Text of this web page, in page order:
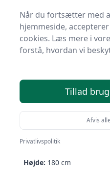
Matěj
Højde: 180 cm
Når du fortsætter med
hjemmeside,
cookies. Læs mere i
forstå, hvordan vi
Tillad
Afvis
Privatlivspolitik